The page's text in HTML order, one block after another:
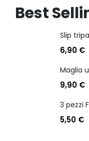
Best
6,90 €
9,90 €
5,50 €